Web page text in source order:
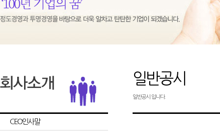
CEO인사말
일반공시
일반공시 입니다.